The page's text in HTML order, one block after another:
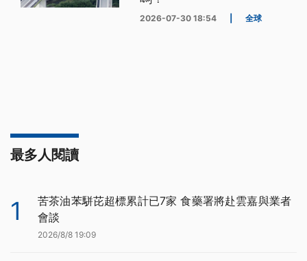
2026-07-30 18:54 全球
最多人閱讀
1
苦茶油苯駢芘超標累計已7家 食藥署將赴雲嘉與業者
會談
2026/8/8 19:09